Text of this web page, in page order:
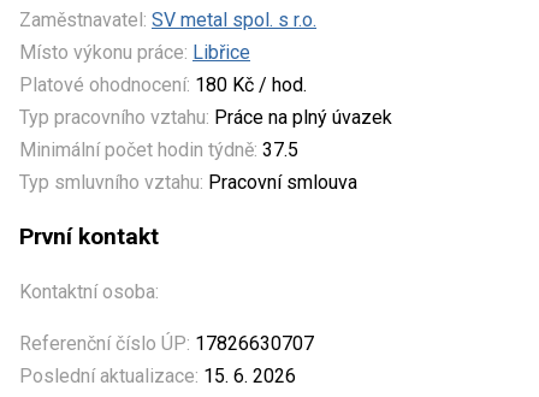
Zaměstnavatel: SV metal spol. s r.o.
Místo výkonu práce: Libřice
Platové ohodnocení: 180 Kč / hod.
Typ pracovního vztahu: Práce na plný úvazek
Minimální počet hodin týdně: 37.5
Typ smluvního vztahu: Pracovní smlouva
První kontakt
Kontaktní osoba:
Referenční číslo ÚP: 17826630707
Poslední aktualizace: 15. 6. 2026